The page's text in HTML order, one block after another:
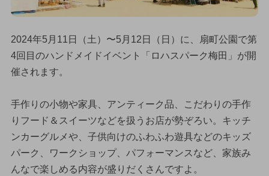
2024年5月11日（土）〜5月12日（日）に、扇町公園で第
4回目のハンドメイドイベント「ロハスパーク梅田」が開
催されます。
手作りの小物や家具、アンティーク品、こだわりの手作
りフード＆スイーツなどを扱うお店が勢ぞろい。キッチ
ンカーグルメや、子供向けのふわふわ遊具などのキッズ
パーク、ワークショップ、パフォーマンスなど、家族み
んなで楽しめる内容が盛りだくさんですよ。